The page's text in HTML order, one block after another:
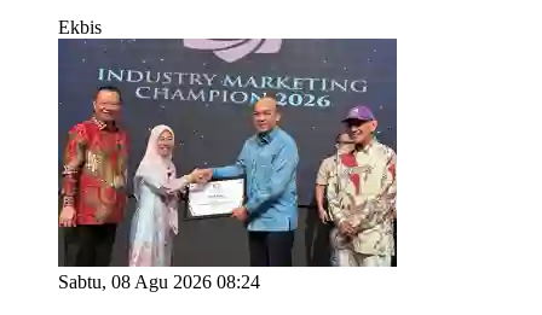
Ekbis
Sabtu, 08 Agu 2026 08:24